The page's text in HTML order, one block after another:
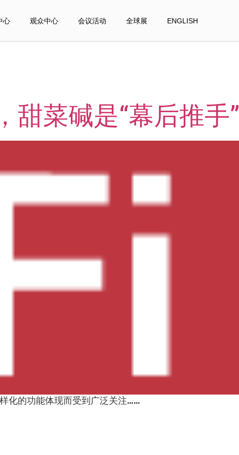
心 观众中心 会议活动 全球展 ENGLISH
甜菜碱是“幕后推手”
化的功能体现而受到广泛关注……